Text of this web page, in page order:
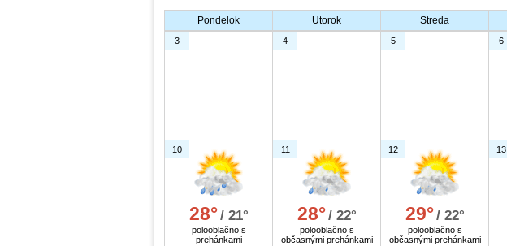
Pondelok Utorok Streda
3 4 5 6
10
28°/ 21°
polooblačno s
prehánkami
11
28°/ 22°
polooblačno s
občasnými prehánkami
12
29°/ 22°
polooblačno s
občasnými prehánkami
13